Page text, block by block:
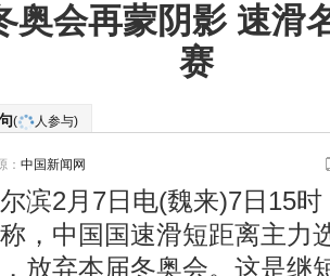
奥会再蒙阴影 速滑
赛
( 人参与)
： 中国新闻网
2月7日电(魏来)7日15时
，中国国速滑短距离主力
放弃本届冬奥会。这是继